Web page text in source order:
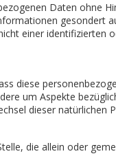
Daten ohne
gesondert
einer identifizierten
diese
um Aspekte
dieser natürlichen
die allein oder